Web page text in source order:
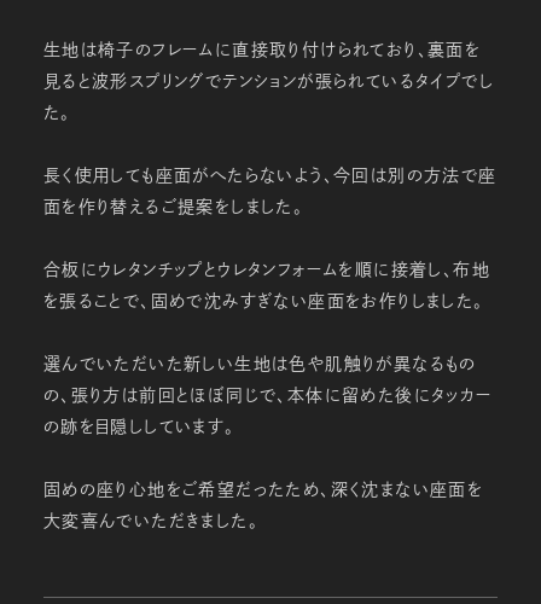
生地は椅子のフレームに直接取り付けられており、裏面を
見ると波形スプリングでテンションが張られているタイプでし
た。
長く使用しても座面がへたらないよう、今回は別の方法で座
面を作り替えるご提案をしました。
合板にウレタンチップとウレタンフォームを順に接着し、布地
を張ることで、固めで沈みすぎない座面をお作りしました。
選んでいただいた新しい生地は色や肌触りが異なるもの
の、張り方は前回とほぼ同じで、本体に留めた後にタッカー
の跡を目隠ししています。
固めの座り心地をご希望だったため、深く沈まない座面を
大変喜んでいただきました。